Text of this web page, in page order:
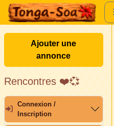
Ajouter une
annonce
Rencontres ❤️💞
Connexion /
Inscription